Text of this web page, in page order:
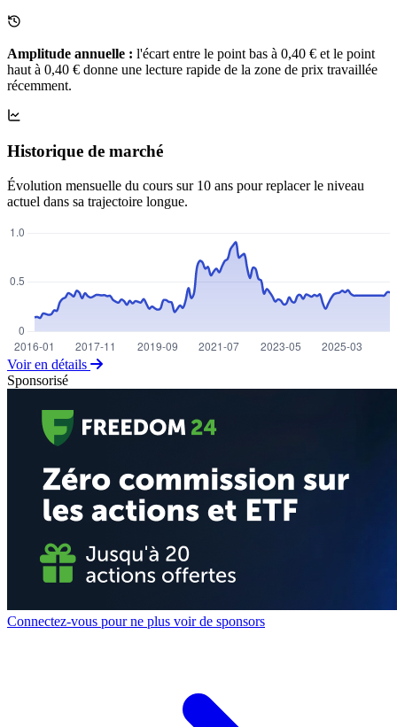
Amplitude annuelle : l'écart entre le point bas à 0,40 € et le point
haut à 0,40 € donne une lecture rapide de la zone de prix travaillée
récemment.
Historique de marché
Évolution mensuelle du cours sur 10 ans pour replacer le niveau
actuel dans sa trajectoire longue.
Voir en détails
Sponsorisé
Connectez-vous pour ne plus voir de sponsors